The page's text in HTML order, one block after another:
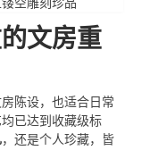
文房重
陈设，也适合日常
已达到收藏级标
，还是个人珍藏，皆